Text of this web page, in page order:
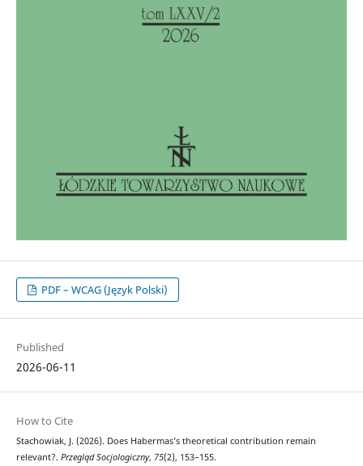
PDF – WCAG (Język Polski)
Published
2026-06-11
How to Cite
Stachowiak, J. (2026). Does Habermas’s theoretical contribution remain
relevant?. Przegląd Socjologiczny, 75(2), 153–155.